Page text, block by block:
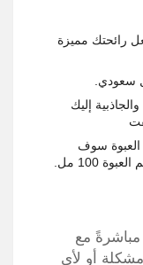
رائحتك مميزة
إليك
العبوة سوف
100 مل.
مع
أو لأي